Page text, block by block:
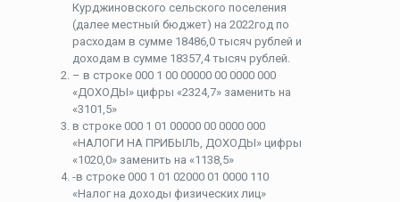
Курджиновского сельского поселения
(далее местный бюджет) на 2022год по
расходам в сумме 18486,0 тысяч рублей и
доходам в сумме 18357,4 тысяч рублей.
– в строке 000 1 00 00000 00 0000 000
«ДОХОДЫ» цифры «2324,7» заменить на
«3101,5»
в строке 000 1 01 00000 00 0000 000
«НАЛОГИ НА ПРИБЫЛЬ, ДОХОДЫ» цифры
«1020,0» заменить на «1138,5»
-в строке 000 1 01 02000 01 0000 110
«Налог на доходы физических лиц»